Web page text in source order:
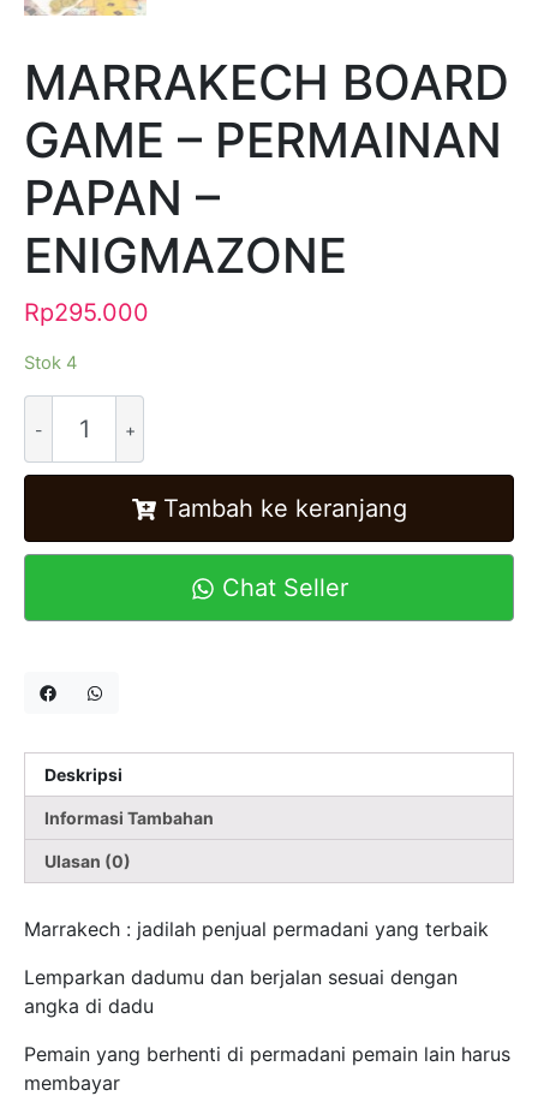
MARRAKECH BOARD
GAME – PERMAINAN
PAPAN –
ENIGMAZONE
Rp295.000
Stok 4
Tambah ke keranjang
Chat Seller
Deskripsi
Informasi Tambahan
Ulasan (0)
Marrakech : jadilah penjual permadani yang terbaik
Lemparkan dadumu dan berjalan sesuai dengan
angka di dadu
Pemain yang berhenti di permadani pemain lain harus
membayar